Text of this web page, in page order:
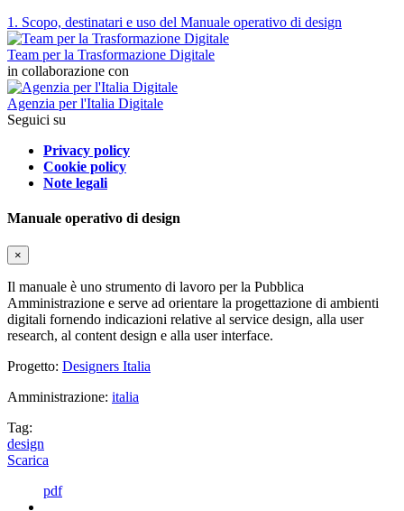
1. Scopo, destinatari e uso del Manuale operativo di design
Team per la Trasformazione Digitale
in collaborazione con
Agenzia per l'Italia Digitale
Seguici su
Privacy policy
Cookie policy
Note legali
Manuale operativo di design
×
Il manuale è uno strumento di lavoro per la Pubblica
Amministrazione e serve ad orientare la progettazione di ambienti
digitali fornendo indicazioni relative al service design, alla user
research, al content design e alla user interface.
Progetto: Designers Italia
Amministrazione: italia
Tag:
design
Scarica
pdf